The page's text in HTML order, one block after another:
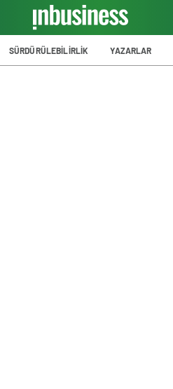
SÜRDÜRÜLEBİLİRLİK YAZARLAR